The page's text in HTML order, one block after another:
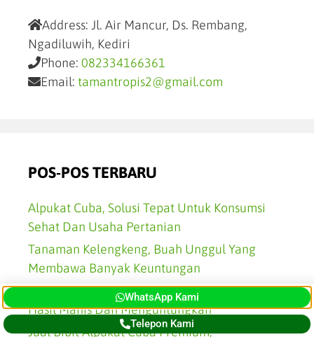
Address: Jl. Air Mancur, Ds. Rembang,
Ngadiluwih, Kediri
Phone: 082334166361
Email: tamantropis2@gmail.com
POS-POS TERBARU
Alpukat Cuba, Solusi Tepat Untuk Konsumsi
Sehat Dan Usaha Pertanian
Tanaman Kelengkeng, Buah Unggul Yang
Membawa Banyak Keuntungan
Jual Bibit Kelengkeng Unggul Siap Tanam,
Hasil Manis Dan Menguntungkan
Jual Bibit Alpukat Cuba Premium,
WhatsApp Kami
Telepon Kami